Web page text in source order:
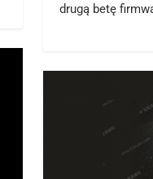
drugą betę